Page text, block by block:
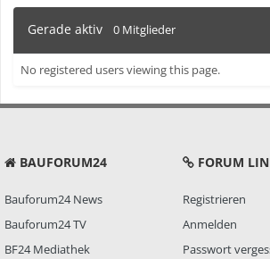
Gerade aktiv 0 Mitglieder
No registered users viewing this page.
BAUFORUM24
Bauforum24 News
Bauforum24 TV
BF24 Mediathek
FORUM
Registrieren
Anmelden
Passwort